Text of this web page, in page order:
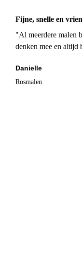
Fijne, snelle en
"Al meerdere malen
denken mee en altijd
Danielle
Rosmalen